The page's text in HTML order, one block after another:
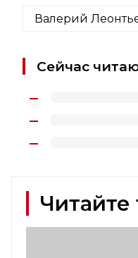
Валерий
Сейчас
Читайте